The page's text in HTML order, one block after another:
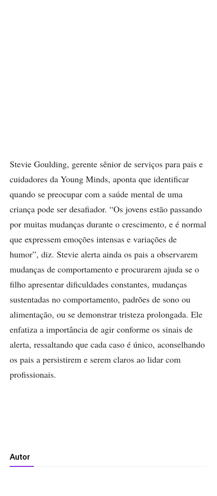
Stevie Goulding, gerente sênior de serviços para pais e
cuidadores da Young Minds, aponta que identificar
quando se preocupar com a saúde mental de uma
criança pode ser desafiador. “Os jovens estão passando
por muitas mudanças durante o crescimento, e é normal
que expressem emoções intensas e variações de
humor”, diz. Stevie alerta ainda os pais a observarem
mudanças de comportamento e procurarem ajuda se o
filho apresentar dificuldades constantes, mudanças
sustentadas no comportamento, padrões de sono ou
alimentação, ou se demonstrar tristeza prolongada. Ele
enfatiza a importância de agir conforme os sinais de
alerta, ressaltando que cada caso é único, aconselhando
os pais a persistirem e serem claros ao lidar com
profissionais.
Autor